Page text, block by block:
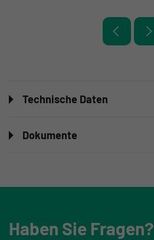
Technische Daten
Dokumente
Haben Sie Fragen?